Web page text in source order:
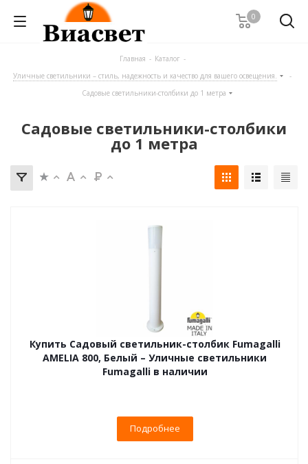
0
Главная - Каталог -
Уличные светильники – стиль, надежность и качество для вашего освещения.
-
Садовые светильники-столбики до 1 метра
Садовые светильники-столбики
до 1 метра
Купить Садовый светильник-столбик Fumagalli
AMELIA 800, Белый – Уличные светильники
Fumagalli в наличии
Подробнее